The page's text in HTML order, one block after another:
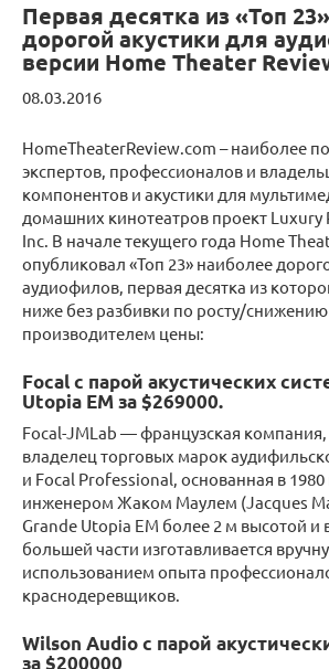
Первая десятка из «Топ
дорогой акустики для
версии Home Theater
08.03.2016
HomeTheaterReview.com – наиболее
экспертов, профессионалов и
компонентов и акустики для
домашних кинотеатров проект Luxury
Inc. В начале текущего года Home
опубликовал «Топ 23» наиболее
аудиофилов, первая десятка из
ниже без разбивки по росту/
производителем цены:
Focal с парой акустических
Utopia EM за $269000.
Focal-JMLab — французская
владелец торговых марок
и Focal Professional, основанная в 1980
инженером Жаком Маулем (Jacques
Grande Utopia EM более 2 м высотой и
большей части изготавливается
использованием опыта
краснодеревщиков.
Wilson Audio с парой
за $200000